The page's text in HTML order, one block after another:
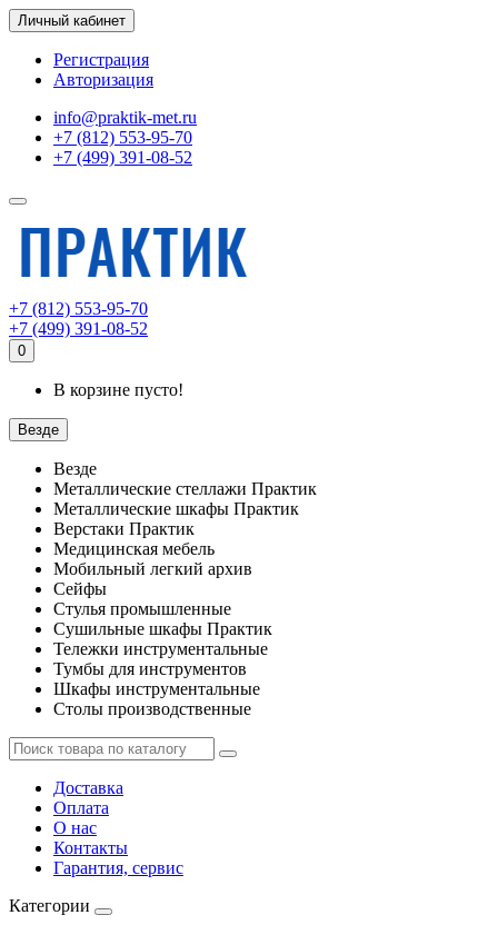
Личный кабинет
Регистрация
Авторизация
info@praktik-met.ru
+7 (812) 553-95-70
+7 (499) 391-08-52
+7 (812) 553-95-70
+7 (499) 391-08-52
0
В корзине пусто!
Везде
Везде
Металлические стеллажи Практик
Металлические шкафы Практик
Верстаки Практик
Медицинская мебель
Мобильный легкий архив
Сейфы
Стулья промышленные
Сушильные шкафы Практик
Тележки инструментальные
Тумбы для инструментов
Шкафы инструментальные
Столы производственные
Доставка
Оплата
О нас
Контакты
Гарантия, сервис
Категории